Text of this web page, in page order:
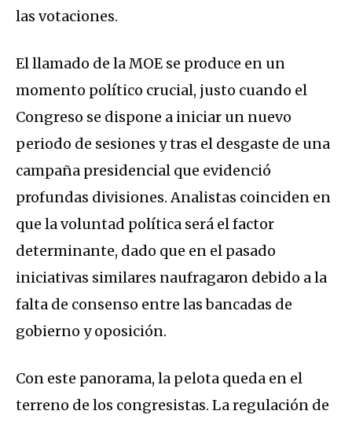
las votaciones.
El llamado de la MOE se produce en un
momento político crucial, justo cuando el
Congreso se dispone a iniciar un nuevo
periodo de sesiones y tras el desgaste de una
campaña presidencial que evidenció
profundas divisiones. Analistas coinciden en
que la voluntad política será el factor
determinante, dado que en el pasado
iniciativas similares naufragaron debido a la
falta de consenso entre las bancadas de
gobierno y oposición.
Con este panorama, la pelota queda en el
terreno de los congresistas. La regulación de